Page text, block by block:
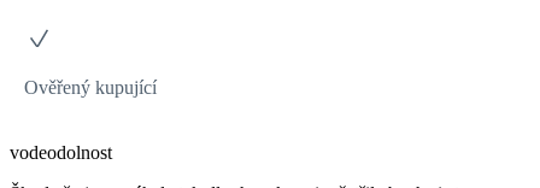
Ověřený kupující
vodeodolnost